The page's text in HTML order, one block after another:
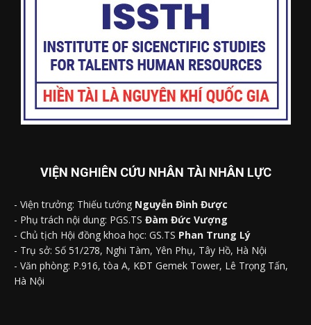
VIỆN NGHIÊN CỨU NHÂN TÀI NHÂN LỰC
- Viện trưởng: Thiếu tướng Nguyễn Đình Được
- Phụ trách nội dung: PGS.TS Đàm Đức Vượng
- Chủ tịch Hội đồng khoa học: GS.TS Phan Trung Lý
- Trụ sở: Số 51/278, Nghi Tàm, Yên Phụ, Tây Hồ, Hà Nội
- Văn phòng: P.916, tòa A, KĐT Gemek Tower, Lê Trọng Tấn,
Hà Nội